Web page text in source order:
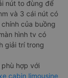
nút to đùng để
và 3 cái nút có
của buồng
hình tv có
giải trí trong
hợp với
cabin limousine